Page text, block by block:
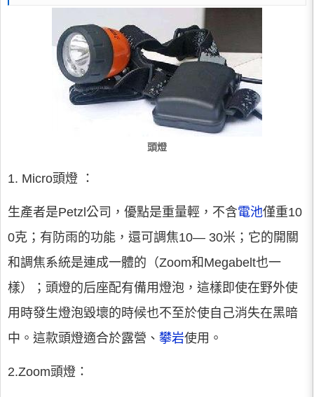
頭燈
1. Micro頭燈 ：
生產者是Petzl公司，優點是重量輕，不含電池僅重10
0克；有防雨的功能，還可調焦10— 30米；它的開關
和調焦系統是連成一體的（Zoom和Megabelt也一
樣）；頭燈的后座配有備用燈泡，這樣即使在野外使
用時發生燈泡毀壞的時候也不至於使自己消失在黑暗
中。這款頭燈適合於露營、 攀岩使用。
2.Zoom頭燈：